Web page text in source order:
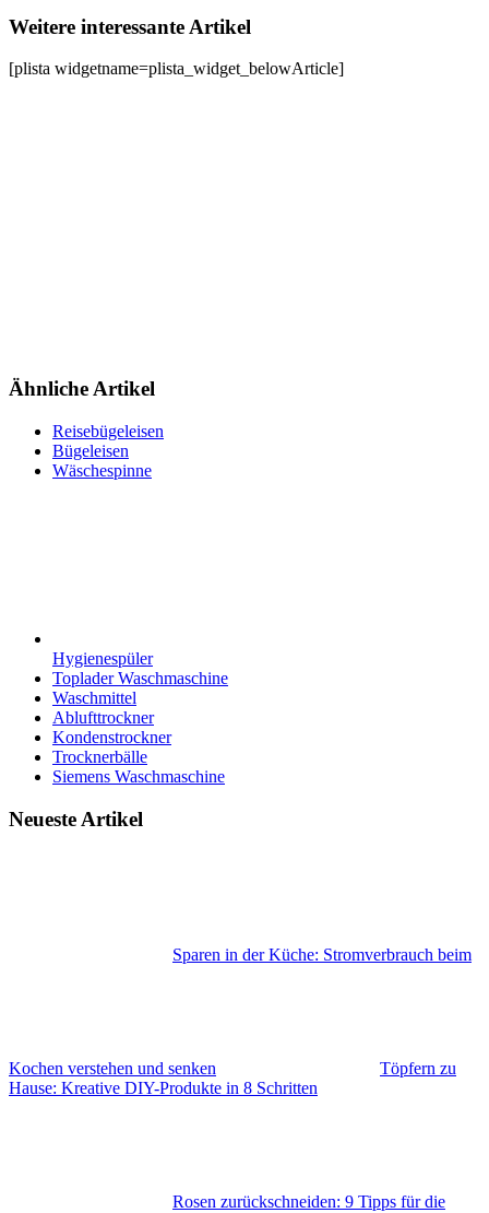
Weitere interessante Artikel
[plista widgetname=plista_widget_belowArticle]
Ähnliche Artikel
Reisebügeleisen
Bügeleisen
Wäschespinne
Hygienespüler
Toplader Waschmaschine
Waschmittel
Ablufttrockner
Kondenstrockner
Trocknerbälle
Siemens Waschmaschine
Neueste Artikel
Sparen in der Küche: Stromverbrauch beim
Kochen verstehen und senken
Töpfern zu
Hause: Kreative DIY-Produkte in 8 Schritten
Rosen zurückschneiden: 9 Tipps für die